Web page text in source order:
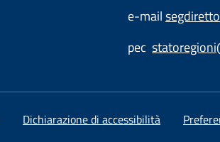
e-mail
pec
Dichiarazione di accessibilità